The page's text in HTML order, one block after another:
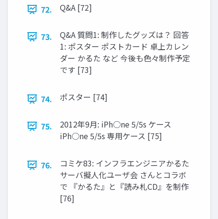
72. Q&A [72]
73.
Q&A 質問1: 制作したグッズは？ 回答
1: ポスター ポストカード 卓上カレン
ダー かるた など 今後も色々制作予定
です [73]
74. ポスター [74]
75.
2012年9月: iPh○ne 5/5s ケース
iPh○ne 5/5s 専用ケース [75]
76.
コミケ83: インフラエンジニアかるた
サーバ擬人化ユーザ会 さんとコラボ
で 『かるた』と『読み札CD』を制作
[76]